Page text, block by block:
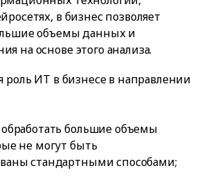
в бизнес позволяет
объемы данных и
на основе этого анализа.
роль ИТ в бизнесе в направлении
большие объемы
не могут быть
стандартными способами;